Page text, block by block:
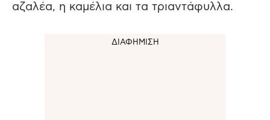
αζαλέα, η καμέλια και τα τριαντάφυλλα.